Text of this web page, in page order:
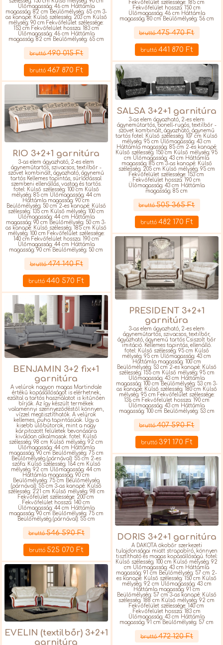
Fekvőfelület szélessége: 185 cm
Fekvőfelület hossza: 150 cm
Ülőmagasság: 46 cm Háttámla
magasság: 80 cm Beülőmélység: 56 cm
Részletek
bruttó475 470 Ft
bruttó 441 870 Ft
Ülőmagasság: 46 cm Háttámla
magasság: 82 cm Beülőmélység: 65 cm 3-
as kanapé: Külső szélesség: 203 cm Külső
mélység: 90 cm Fekvőfelület szélessége:
153 cm Fekvőfelület hossza: 183 cm
Ülőmagasság: 46 cm Háttámla
magasság: 82 cm Beülőmélység: 65 cm
Részletek
bruttó490 015 Ft
bruttó467 870 Ft
SALSA 3+2+1 garnitúra
3-as elem ágyazható, 2-es elem
ágyneműtartós, bonell-rugós, textilbőr -
szövet kombinált, ágyazható, ágynemű
tartós fotel: Külső szélesség: 107 cm Külső
mélység: 95 cm Ülőmagasság: 43 cm
Háttámla magasság: 85 cm 2-es kanapé:
Külső szélesség: 150 cm Külső mélység: 95
cm Ülőmagasság: 43 cm Háttámla
magasság: 85 cm 3-as kanapé: Külső
szélesség: 205 cm Külső mélység: 95 cm
Fekvőfelület szélessége: 153 cm
Fekvőfelület hossza: 190 cm
Ülőmagasság: 43 cm Háttámla
magasság: 85 cm
Részletek
bruttó505 365 Ft
bruttó 482 170 Ft
RIO 3+2+1 garnitúra
3-as elem ágyazható, 2-es elem
ágyneműtartós, szivacsos, textilbőr -
szövet kombinált, ágyazható, ágynemű
tartós Kellemes tapintás, súrlódással
szembeni ellenállás, vastag és tartós.
fotel: Külső szélesség: 100 cm Külső
mélység: 85 cm Ülőmagasság: 44 cm
Háttámla magasság: 90 cm
Beülőmélység: 50 cm 2-es kanapé: Külső
szélesség: 135 cm Külső mélység: 100 cm
Ülőmagasság: 44 cm Háttámla
magasság: 90 cm Beülőmélység: 50 cm 3-
as kanapé: Külső szélesség: 185 cm Külső
mélység: 100 cm Fekvőfelület szélessége:
140 cm Fekvőfelület hossza: 190 cm
Ülőmagasság: 44 cm Háttámla
magasság: 90 cm Beülőmélység: 50 cm
Részletek
bruttó474 140 Ft
bruttó440 570 Ft
PRESIDENT 3+2+1
garnitúra
3-as elem ágyazható, 2-es elem
ágyneműtartós, szivacsos, textilbőr,
ágyazható, ágynemű tartós Csiszolt bőr
imitáció. Kellemes tapintás, ellenálló.
fotel: Külső szélesség: 95 cm Külső
mélység: 95 cm Ülőmagasság: 43 cm
Háttámla magasság: 100 cm
Beülőmélység: 53 cm 2-es kanapé: Külső
szélesség: 155 cm Külső mélység: 95 cm
Ülőmagasság: 43 cm Háttámla
magasság: 100 cm Beülőmélység: 53 cm 3-
as kanapé: Külső szélesség: 180 cm Külső
mélység: 95 cm Fekvőfelület szélessége:
136 cm Fekvőfelület hossza: 190 cm
Ülőmagasság: 43 cm Háttámla
magasság: 100 cm Beülőmélység: 53 cm
Részletek
bruttó407 590 Ft
bruttó 391 170 Ft
BENJAMIN 3+2 fix+1
garnitúra
A velúrok nagyon magas Martindale
értékű kopásállóságot is elérhetnek,
ezáltal a tartós használatot is kitűnően
bírják. Az így készült termékek
valamennyi szennyeződéstől könnyen,
vízzel megtisztíthatók. A velúrok
kellemes, puha tapintásúak. Úgy a
kisebb ülőbútorok, mint a nagy
kárpitozott felületek bevonására
kiválóan alkalmasak. fotel: Külső
szélesség: 98 cm Külső mélység: 92 cm
Ülőmagasság: 44 cm Háttámla
magasság: 90 cm Beülőmélység: 75 cm
Beülőmélység (párnával): 55 cm 2-es
szófa: Külső szélesség: 164 cm Külső
mélység: 92 cm Ülőmagasság: 44 cm
Háttámla magasság: 90 cm
Beülőmélység: 75 cm Beülőmélység
(párnával): 55 cm 3-as kanapé: Külső
szélesség: 221 cm Külső mélység: 98 cm
Fekvőfelület szélessége: 200 cm
Fekvőfelület hossza: 140 cm
Ülőmagasság: 44 cm Háttámla
magasság: 90 cm Beülőmélység: 75 cm
Beülőmélység (párnával): 55 cm
Részletek
bruttó546 590 Ft
bruttó 525 070 Ft
DORIS 3+2+1 garnitúra
A DAKOTA ökobőr szerkezeti
tulajdonságai miatt strapabíró, könnyen
tisztítható és magas kopásállóságú. fotel:
Külső szélesség: 100 cm Külső mélység: 92
cm Ülőmagasság: 43 cm Háttámla
magasság: 91 cm Beülőmélység: 57 cm 2-
es kanapé: Külső szélesség: 150 cm Külső
mélység: 92 cm Ülőmagasság: 43 cm
Háttámla magasság: 91 cm
Beülőmélység: 57 cm 3-as kanapé: Külső
szélesség: 188 cm Külső mélység: 92 cm
Fekvőfelület szélessége: 140 cm
Fekvőfelület hossza: 183 cm
Ülőmagasság: 43 cm Háttámla
magasság: 91 cm Beülőmélység: 57 cm
Részletek
bruttó472 120 Ft
EVELIN (textilbőr) 3+2+1
garnitúra